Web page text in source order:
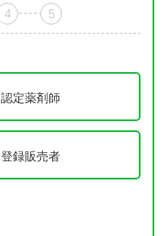
4 5
認定薬剤師
登録販売者